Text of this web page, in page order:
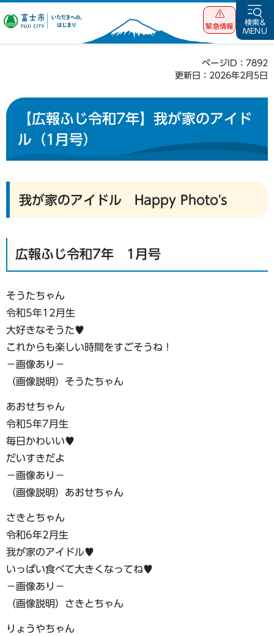
富士市 いただ
緊急情報
検索&
MENU
ページID：7892
更新日：2026年2月5日
【広報ふじ令和7年】我が家のアイド
ル（1月号）
我が家のアイドル Happy Photo's
広報ふじ令和7年 1月号
そうたちゃん
令和5年12月生
大好きなそうた♥
これからも楽しい時間をすごそうね！
−画像あり−
（画像説明）そうたちゃん
あおせちゃん
令和5年7月生
毎日かわいい♥
だいすきだよ
−画像あり−
（画像説明）あおせちゃん
さきとちゃん
令和6年2月生
我が家のアイドル♥
いっぱい食べて大きくなってね♥
−画像あり−
（画像説明）さきとちゃん
りょうやちゃん